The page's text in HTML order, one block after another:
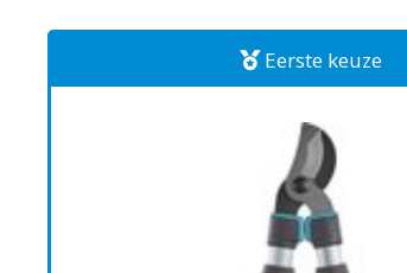
Eerste keuze